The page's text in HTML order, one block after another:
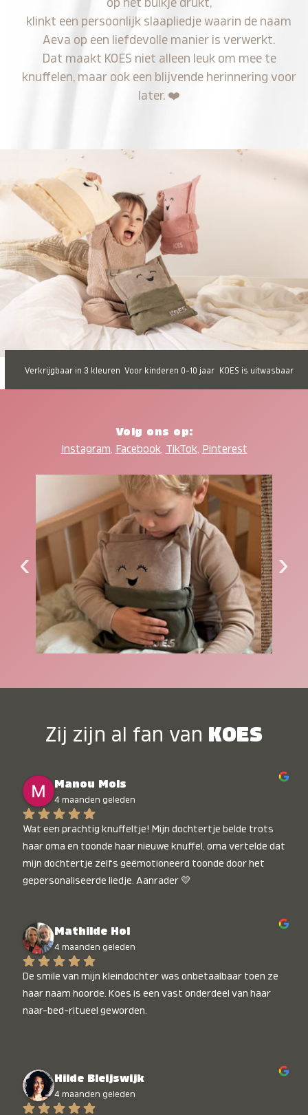
op het buikje drukt,
klinkt een persoonlijk slaapliedje waarin de naam
Aeva op een liefdevolle manier is verwerkt.
Dat maakt KOES niet alleen leuk om mee te
knuffelen, maar ook een blijvende herinnering voor
later. ❤️
Verkrijgbaar in 3 kleuren Voor kinderen 0-10 jaar KOES is uitwasbaar
Volg ons op:
Instagram, Facebook, TikTok, Pinterest
‹ ›
Zij zijn al fan van KOES
Manou Mols
4 maanden geleden
Wat een prachtig knuffeltje! Mijn dochtertje belde trots
haar oma en toonde haar nieuwe knuffel, oma vertelde dat
mijn dochtertje zelfs geëmotioneerd toonde door het
gepersonaliseerde liedje. Aanrader 💛
Mathilde Hol
4 maanden geleden
De smile van mijn kleindochter was onbetaalbaar toen ze
haar naam hoorde. Koes is een vast onderdeel van haar
naar-bed-ritueel geworden.
Hilde Bleijswijk
4 maanden geleden